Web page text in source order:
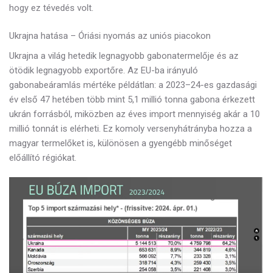
hogy ez tévedés volt.
Ukrajna hatása – Óriási nyomás az uniós piacokon
Ukrajna a világ hetedik legnagyobb gabonatermelője és az
ötödik legnagyobb exportőre. Az EU-ba irányuló
gabonabeáramlás mértéke példátlan: a 2023–24-es gazdasági
év első 47 hetében több mint 5,1 millió tonna gabona érkezett
ukrán forrásból, miközben az éves import mennyiség akár a 10
millió tonnát is elérheti. Ez komoly versenyhátrányba hozza a
magyar termelőket is, különösen a gyengébb minőséget
előállító régiókat.